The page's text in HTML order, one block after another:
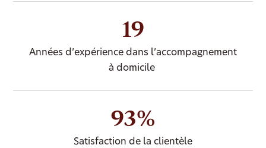
19
Années d’expérience dans l’accompagnement
à domicile
93%
Satisfaction de la clientèle